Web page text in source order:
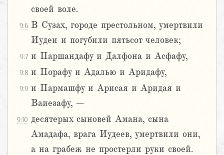
своей воле.
9:6 В Сузах, городе престольном, умертвили
Иудеи и погубили пятьсот человек;
9:7 и Паршандафу и Далфона и Асфафу,
9:8 и Порафу и Адалью и Аридафу,
9:9 и Пармашфу и Арисая и Аридая и
Ваиезафу, –
9:10 десятерых сыновей Амана, сына
Амадафа, врага Иудеев, умертвили они,
а на грабеж не простерли руки своей.